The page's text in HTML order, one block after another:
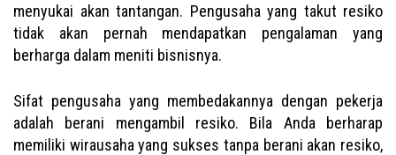
menyukai akan tantangan. Pengusaha yang takut resiko
tidak akan pernah mendapatkan pengalaman yang
berharga dalam meniti bisnisnya.
Sifat pengusaha yang membedakannya dengan pekerja
adalah berani mengambil resiko. Bila Anda berharap
memiliki wirausaha yang sukses tanpa berani akan resiko,